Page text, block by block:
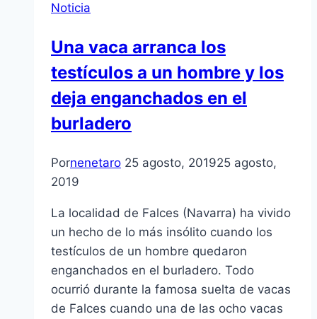
Noticia
Una vaca arranca los
testículos a un hombre y los
deja enganchados en el
burladero
Pornenetaro 25 agosto, 201925 agosto,
2019
La localidad de Falces (Navarra) ha vivido
un hecho de lo más insólito cuando los
testículos de un hombre quedaron
enganchados en el burladero. Todo
ocurrió durante la famosa suelta de vacas
de Falces cuando una de las ocho vacas